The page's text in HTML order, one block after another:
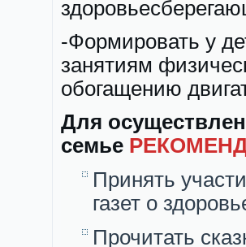
-Формировать у
занятиям
обогащению
Для
семье
Принять
газет о
Прочитать